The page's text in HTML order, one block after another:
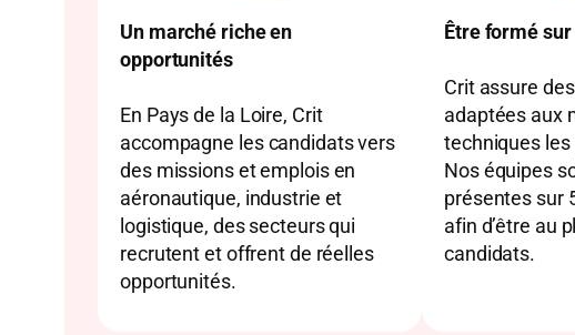
Un marché riche en
opportunités
En Pays de la Loire, Crit
accompagne les candidats vers
des missions et emplois en
aéronautique, industrie et
logistique, des secteurs qui
recrutent et offrent de réelles
opportunités.
Être formé
Crit assure
adaptées aux
techniques
Nos équipes
présentes sur
afin d’être au
candidats.